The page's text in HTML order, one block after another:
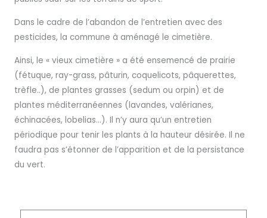
Dans le cadre de l’abandon de l’entretien avec des
pesticides, la commune à aménagé le cimetière.
Ainsi, le « vieux cimetière » a été ensemencé de prairie
(fétuque, ray-grass, pâturin, coquelicots, pâquerettes,
trèfle..), de plantes grasses (sedum ou orpin) et de
plantes méditerranéennes (lavandes, valérianes,
échinacées, lobelias…). Il n’y aura qu’un entretien
périodique pour tenir les plants à la hauteur désirée. Il ne
faudra pas s’étonner de l’apparition et de la persistance
du vert.